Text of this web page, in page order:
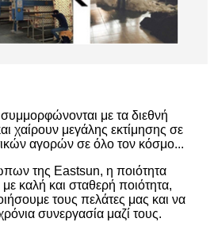
με τα διεθνή
χαίρουν μεγάλης εκτίμησης σε
αγορών σε όλο τον κόσμο...
της Eastsun, η ποιότητα
καλή και σταθερή ποιότητα,
τους πελάτες μας και να
συνεργασία μαζί τους.